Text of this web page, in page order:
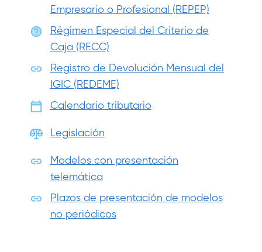
Empresario o Profesional (REPEP)
Régimen Especial del Criterio de
Caja (RECC)
Registro de Devolución Mensual del
IGIC (REDEME)
Calendario tributario
Legislación
Modelos con presentación
telemática
Plazos de presentación de modelos
no periódicos